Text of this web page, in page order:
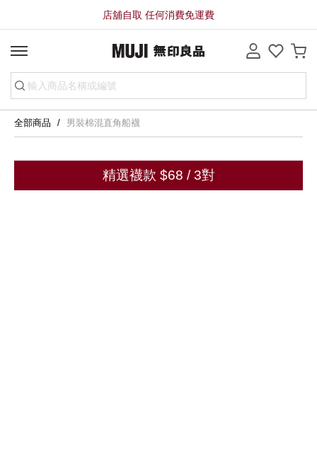
店舖自取 任何消費免運費
全部商品 男裝棉混直角船襪
精選襪款 $68 / 3對
分享到